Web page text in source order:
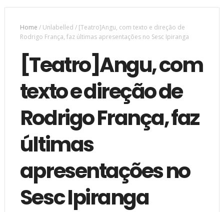
Home /Unlabelled / [Teatro]Angu, com texto e direção de
Rodrigo França, faz últimas apresentações no Sesc Ipiranga
[Teatro]Angu, com
texto e direção de
Rodrigo França, faz
últimas
apresentações no
Sesc Ipiranga